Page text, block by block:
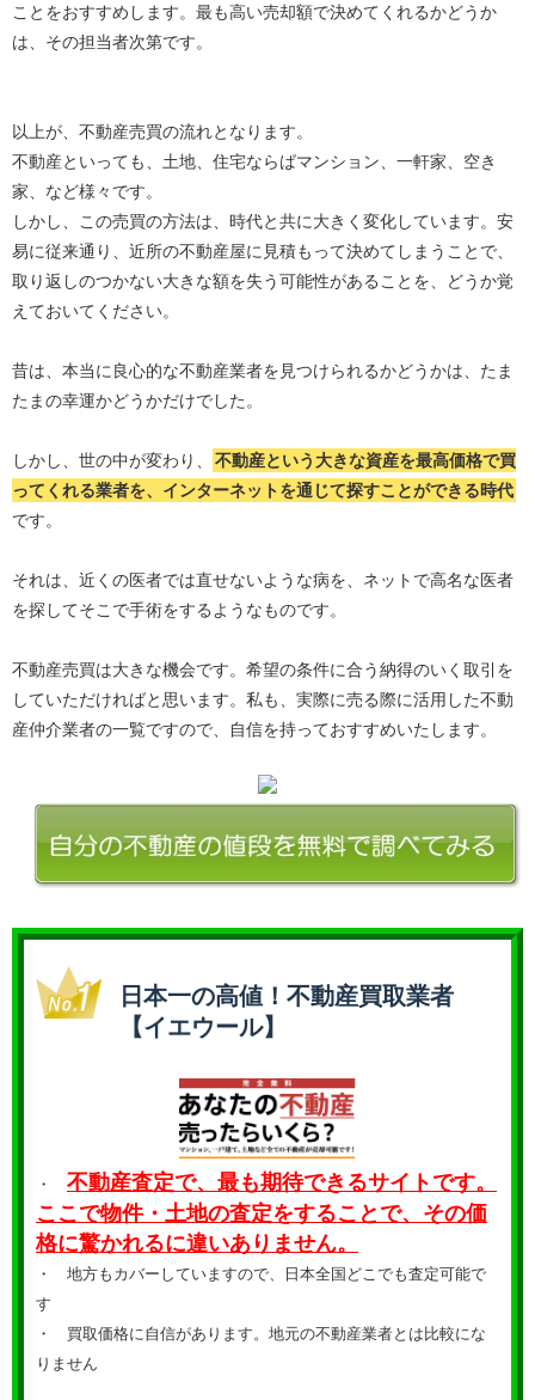
ことをおすすめします。最も高い売却額で決めてくれるかどうか
は、その担当者次第です。
以上が、不動産売買の流れとなります。
不動産といっても、土地、住宅ならばマンション、一軒家、空き
家、など様々です。
しかし、この売買の方法は、時代と共に大きく変化しています。安
易に従来通り、近所の不動産屋に見積もって決めてしまうことで、
取り返しのつかない大きな額を失う可能性があることを、どうか覚
えておいてください。
昔は、本当に良心的な不動産業者を見つけられるかどうかは、たま
たまの幸運かどうかだけでした。
しかし、世の中が変わり、
不動産という大きな資産を最高価格で買
ってくれる業者を、インターネットを通じて探すことができる時代
です。
それは、近くの医者では直せないような病を、ネットで高名な医者
を探してそこで手術をするようなものです。
不動産売買は大きな機会です。希望の条件に合う納得のいく取引を
していただければと思います。私も、実際に売る際に活用した不動
産仲介業者の一覧ですので、自信を持っておすすめいたします。
日本一の高値！不動産買取業者
【イエウール】
・ 不動産査定で、最も期待できるサイトです。
ここで物件・土地の査定をすることで、その価
格に驚かれるに違いありません。
・ 地方もカバーしていますので、日本全国どこでも査定可能で
す
・ 買取価格に自信があります。地元の不動産業者とは比較にな
りません